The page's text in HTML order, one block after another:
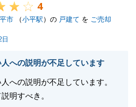
4
市 （小平駅）の 戸建て を ご売却
への説明が不足しています
への説明が不足しています。
明すべき。